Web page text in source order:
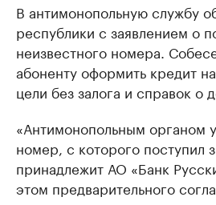
В антимонопольную службу
республики с заявлением о
неизвестного номера.
абоненту оформить кредит
цели без залога и справок о
«Антимонопольным органом
номер, с которого поступил
принадлежит АО «Банк
этом предварительного